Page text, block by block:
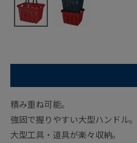
積み重ね可能。
強固で握りやすい大型ハンドル。
大型工具・道具が楽々収納。